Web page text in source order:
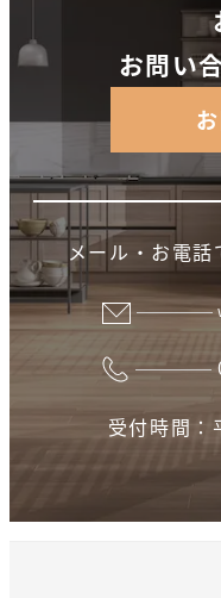
お問い
メール・お電
受付時間